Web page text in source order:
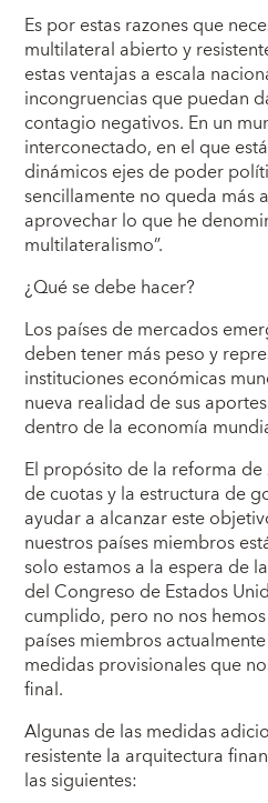
Es por estas razones que
multilateral abierto y
estas ventajas a escala
incongruencias que puedan
contagio negativos. En un
interconectado, en el que
dinámicos ejes de poder
sencillamente no queda más
aprovechar lo que he
multilateralismo”.
¿Qué se debe hacer?
Los países de mercados
deben tener más peso y
instituciones económicas
nueva realidad de sus
dentro de la economía
El propósito de la reforma
de cuotas y la estructura de
ayudar a alcanzar este
nuestros países miembros
solo estamos a la espera de
del Congreso de Estados
cumplido, pero no nos
países miembros
medidas provisionales que
final.
Algunas de las medidas
resistente la arquitectura
las siguientes: